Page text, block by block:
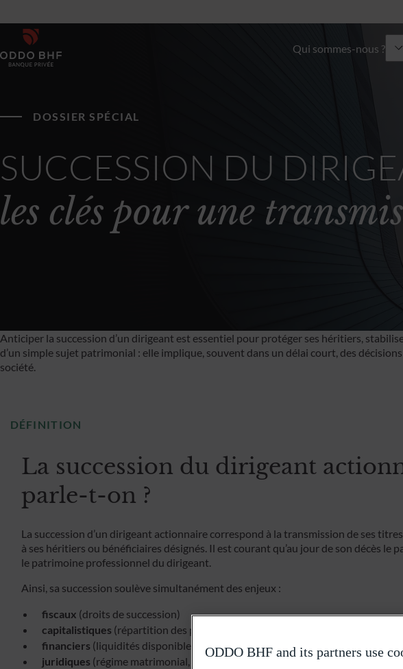
Qui sommes-nous ?
Gouvernance
Le Groupe ODDO BHF
Gestion
DOSSIER SPÉCIAL
SUCCESSION DU
les clés pour une
Anticiper la succession d’un dirigeant est essentiel pour protéger ses héritiers,
d’un simple sujet patrimonial : elle implique, souvent dans un délai court, des
société.
DÉFINITION
La succession du dirigeant
parle-t-on ?
La succession d’un dirigeant actionnaire correspond à la transmission de ses
à ses héritiers ou bénéficiaires désignés. Il est courant qu’au jour de son décès
le patrimoine professionnel du dirigeant.
Ainsi, sa succession soulève simultanément des enjeux :
fiscaux (droits de succession)
capitalistiques (répartition des parts sociales)
financiers (liquidités disponibles)
juridiques (régime matrimonial, pactes, statuts)
ODDO BHF and its partners use